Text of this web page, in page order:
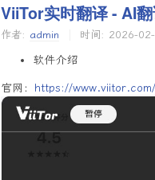
ViiTor实时翻译 - AI
作者: admin 时间: 2026-
软件介绍
官网： https://www.viitor.com/